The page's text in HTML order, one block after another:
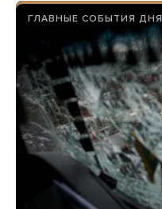
ГЛАВНЫЕ СОБЫТИЯ ДНЯ